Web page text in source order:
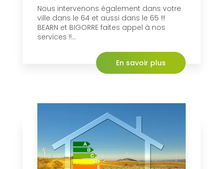
Nous intervenons également dans votre
ville dans le 64 et aussi dans le 65 !!!
BEARN et BIGORRE faites appel à nos
services !!...
En savoir plus